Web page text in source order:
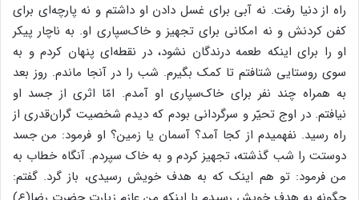
راه از دنیا رفت. نه آبی برای غسل دادن او داشتم و نه پارچه‌ای برای
کفن کردنش و نه امکانی برای تجهیز و خاک‌سپاری او. به ناچار پیکر
او را برای اینکه طعمه درندگان نشود، در نقطه‌ای پنهان کردم و به
سوی روستایی شتافتم تا کمک بگیرم. شب را در آنجا ماندم. روز بعد
به همراه چند نفر برای خاک‌سپاری او آمدم. امّا اثری از جسد او
نیافتم. در اوج تحیّر و سرگردانی بودم که دیدم شخصیت گران‌قدری از
راه رسید. نفهمیدم از کجا آمد؟ آسمان یا زمین؟ او فرمود: من جسد
دوستت را شب گذشته، تجهیز کردم و به خاک سپردم. آنگاه خطاب به
من فرمود: تو هم اینک که به هدف خویش رسیدی، باز گرد. گفتم: